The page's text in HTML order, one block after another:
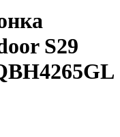
S29